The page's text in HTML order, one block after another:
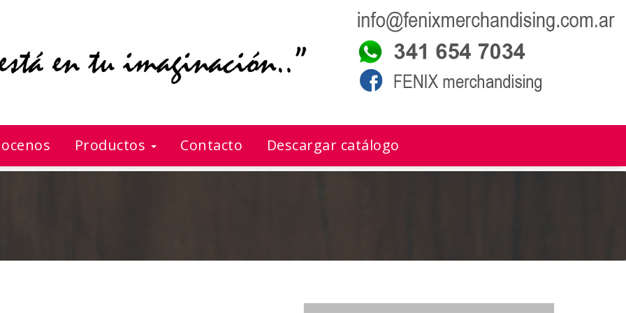
Productos Contacto Descargar catálogo